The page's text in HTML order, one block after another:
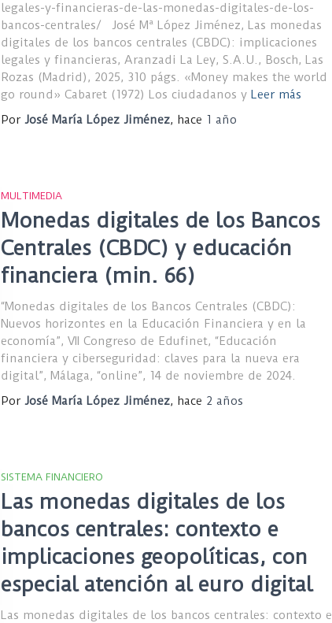
legales-y-financieras-de-las-monedas-digitales-de-los-
bancos-centrales/ José Mª López Jiménez, Las monedas
digitales de los bancos centrales (CBDC): implicaciones
legales y financieras, Aranzadi La Ley, S.A.U., Bosch, Las
Rozas (Madrid), 2025, 310 págs. «Money makes the world
go round» Cabaret (1972) Los ciudadanos y Leer más
Por José María López Jiménez, hace 1 año
MULTIMEDIA
Monedas digitales de los Bancos
Centrales (CBDC) y educación
financiera (min. 66)
“Monedas digitales de los Bancos Centrales (CBDC):
Nuevos horizontes en la Educación Financiera y en la
economía”, VII Congreso de Edufinet, “Educación
financiera y ciberseguridad: claves para la nueva era
digital”, Málaga, “online”, 14 de noviembre de 2024.
Por José María López Jiménez, hace 2 años
SISTEMA FINANCIERO
Las monedas digitales de los
bancos centrales: contexto e
implicaciones geopolíticas, con
especial atención al euro digital
Las monedas digitales de los bancos centrales: contexto e